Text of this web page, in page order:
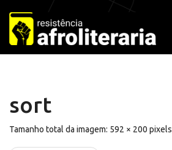
Pular
para
o
conteúdo
sort
Tamanho total da imagem: 592 × 200 pixels